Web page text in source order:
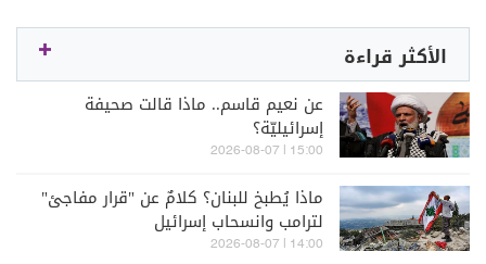
الأكثر قراءة
عن نعيم قاسم.. ماذا قالت صحيفة
إسرائيليّة؟
15:00 | 2026-08-07
ماذا يُطبخ للبنان؟ كلامٌ عن "قرار مفاجئ"
لترامب وانسحاب إسرائيل
14:00 | 2026-08-07